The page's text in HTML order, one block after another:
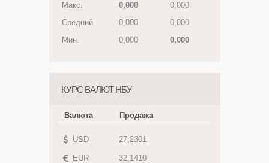
Макс. 0,000
0,000
Средний
0,000
0,000
Мин.
0,000 0,000
КУРС ВАЛЮТ НБУ
Валюта Продажа
USD 27,2301
EUR 32,1410